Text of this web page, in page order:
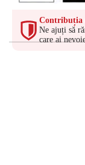
Contribuția
Ne ajuți să
care ai